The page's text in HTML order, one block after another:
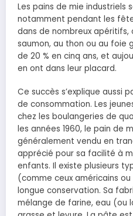
Les pains de mie industriels
notamment pendant les
dans de nombreux
saumon, au thon ou au foie
de 20 % en cinq ans, et
en ont dans leur placard.
Ce succès s’explique aussi
de consommation. Les
chez les boulangeries de
les années 1960, le pain de
généralement vendu en
apprécié pour sa facilité à
enfants. Il existe plusieurs
(comme ceux américains
longue conservation. Sa
mélange de farine, eau (ou